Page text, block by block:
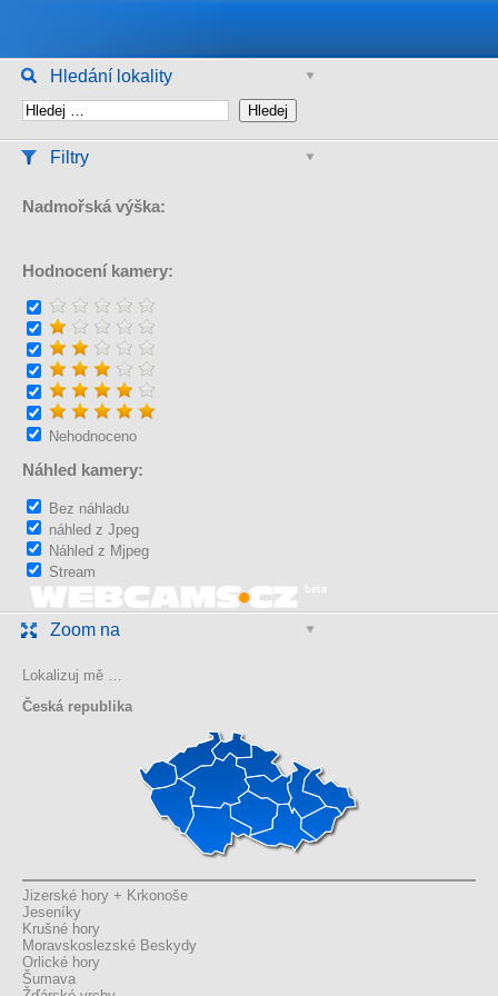
Hledání lokality
Filtry
Nadmořská výška:
Hodnocení kamery:
Nehodnoceno
Náhled kamery:
Bez náhladu
náhled z Jpeg
Náhled z Mjpeg
Stream
Zoom na
Lokalizuj mě …
Česká republika
Jizerské hory + Krkonoše
Jeseníky
Krušné hory
Moravskoslezské Beskydy
Orlické hory
Šumava